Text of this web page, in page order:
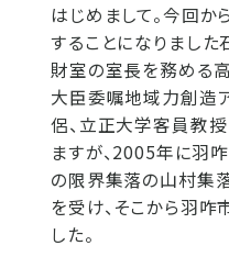
はじめまして。今回か
することになりました
財室の室長を務める
大臣委嘱地域力創造
侶、立正大学客員教
ますが、2005年に羽
の限界集落の山村集
を受け、そこから羽
した。